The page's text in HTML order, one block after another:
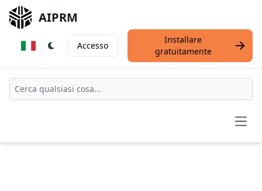
AIPRM
Accesso
Installare
gratuitamente